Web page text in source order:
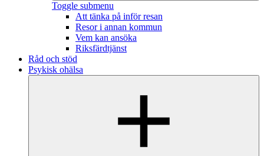
Toggle submenu
Att tänka på inför resan
Resor i annan kommun
Vem kan ansöka
Riksfärdtjänst
Råd och stöd
Psykisk ohälsa